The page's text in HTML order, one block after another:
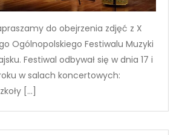
do obejrzenia zdjęć z X
Ogólnopolskiego Festiwalu Muzyki
Festiwal odbywał się w dnia 17 i
w salach koncertowych:
[…]